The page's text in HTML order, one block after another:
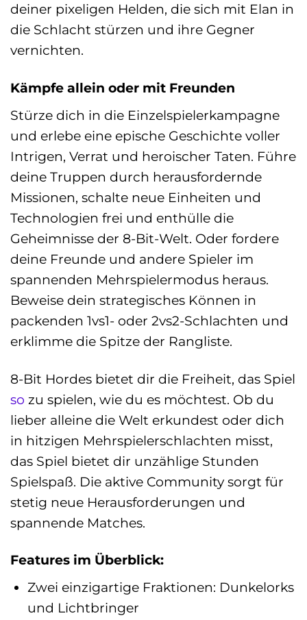
deiner pixeligen Helden, die sich mit Elan in
die Schlacht stürzen und ihre Gegner
vernichten.
Kämpfe allein oder mit Freunden
Stürze dich in die Einzelspielerkampagne
und erlebe eine epische Geschichte voller
Intrigen, Verrat und heroischer Taten. Führe
deine Truppen durch herausfordernde
Missionen, schalte neue Einheiten und
Technologien frei und enthülle die
Geheimnisse der 8-Bit-Welt. Oder fordere
deine Freunde und andere Spieler im
spannenden Mehrspielermodus heraus.
Beweise dein strategisches Können in
packenden 1vs1- oder 2vs2-Schlachten und
erklimme die Spitze der Rangliste.
8-Bit Hordes bietet dir die Freiheit, das Spiel
so zu spielen, wie du es möchtest. Ob du
lieber alleine die Welt erkundest oder dich
in hitzigen Mehrspielerschlachten misst,
das Spiel bietet dir unzählige Stunden
Spielspaß. Die aktive Community sorgt für
stetig neue Herausforderungen und
spannende Matches.
Features im Überblick:
Zwei einzigartige Fraktionen: Dunkelorks
und Lichtbringer